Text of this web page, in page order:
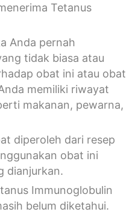
Tetanus
Anda pernah
tidak biasa atau
obat ini atau obat
memiliki riwayat
makanan, pewarna,
diperoleh dari resep
obat ini
dianjurkan.
Immunoglobulin
belum diketahui.